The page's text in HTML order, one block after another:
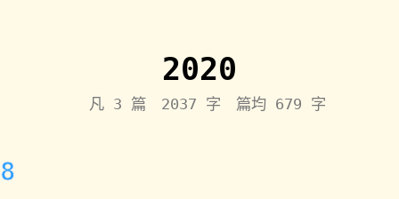
2020
凡 3 篇 2037 字 篇均 679 字
8